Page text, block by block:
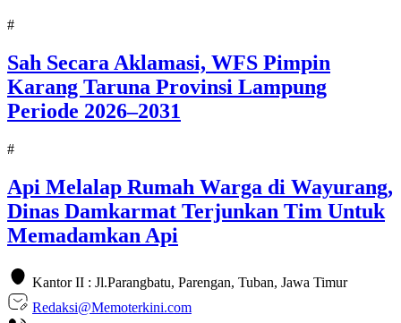
#
Sah Secara Aklamasi, WFS Pimpin
Karang Taruna Provinsi Lampung
Periode 2026–2031
#
Api Melalap Rumah Warga di Wayurang,
Dinas Damkarmat Terjunkan Tim Untuk
Memadamkan Api
Kantor II : Jl.Parangbatu, Parengan, Tuban, Jawa Timur
Redaksi@Memoterkini.com